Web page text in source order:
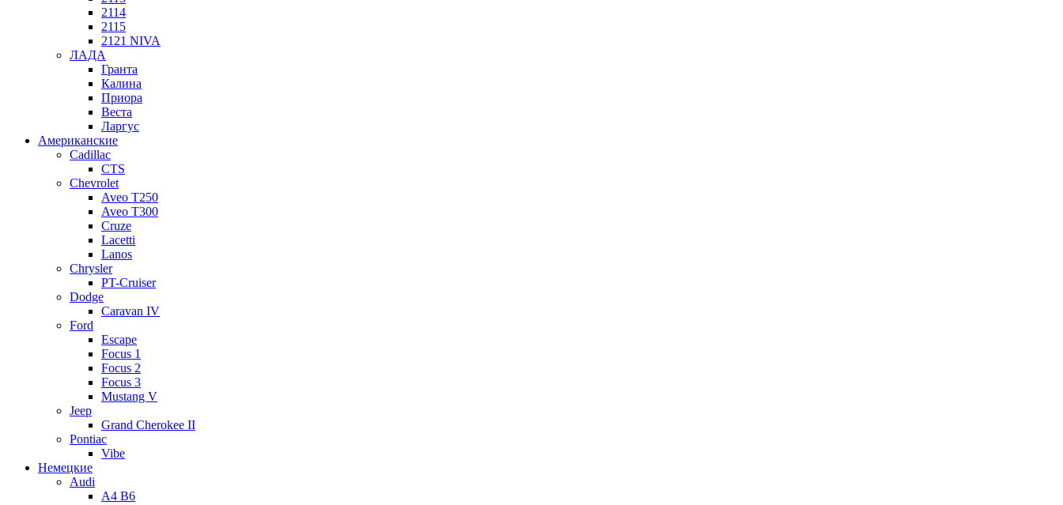
2114
2115
2121 NIVA
ЛАДА
Гранта
Калина
Приора
Веста
Ларгус
Американские
Cadillac
CTS
Chevrolet
Aveo Т250
Aveo T300
Cruze
Lacetti
Lanos
Chrysler
PT-Cruiser
Dodge
Caravan IV
Ford
Escape
Focus 1
Focus 2
Focus 3
Mustang V
Jeep
Grand Cherokee II
Pontiac
Vibe
Немецкие
Audi
A4 B6